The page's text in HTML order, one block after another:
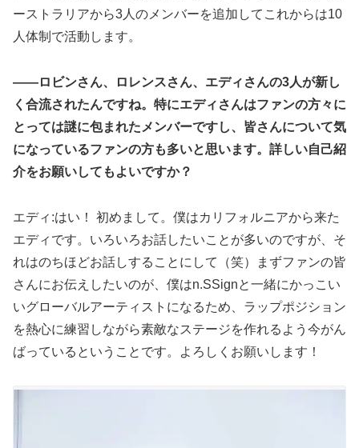
ーストラリアから3人のメンバーを追加してこれからは10
人体制で活動します。
――ロビンさん、ロレンスさん、エディさんの3人が新し
く合流されたんですね。特にエディさんはファンの方々に
とっては謎に包まれたメンバーですし、皆さんについて気
になっているファンの方も多いと思います。詳しい自己紹
介をお願いしてもよいですか？
エディ:はい！ 初めまして。僕はカリフォルニアから来た
エディです。いろいろお話したいことが多いのですが、そ
れはのちほどお話しすることにして（笑）まずファンの皆
さんにお伝えしたいのが、僕はn.SSignと一緒にかっこい
いグローバルアーティストになるため、ラップポジション
を熱心に練習しながら素敵なステージを作れるよう今がん
ばっているということです。よろしくお願いします！